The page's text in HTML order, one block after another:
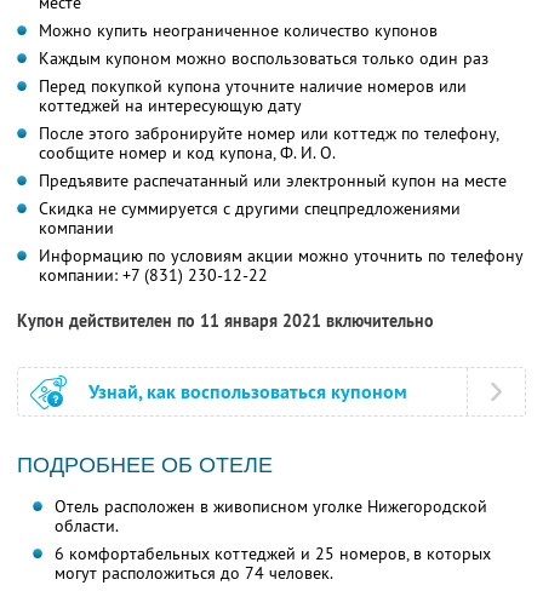
Можно купить неограниченное количество купонов
Каждым купоном можно воспользоваться только один раз
Перед покупкой купона уточните наличие номеров или
коттеджей на интересующую дату
После этого забронируйте номер или коттедж по телефону,
сообщите номер и код купона,Ф. И. О.
Предъявите распечатанный или электронный купон на месте
Скидка не суммируется с другими спецпредложениями
компании
Информацию по условиям акции можно уточнить по телефону
компании: +7 (831) 230-12-22
Купон действителен по 11 января 2021 включительно
Узнай, как воспользоваться купоном
ПОДРОБНЕЕ ОБ ОТЕЛЕ
Отель расположен в живописном уголке Нижегородской
области.
6 комфортабельных коттеджей и 25 номеров, в которых
могут расположиться до 74 человек.